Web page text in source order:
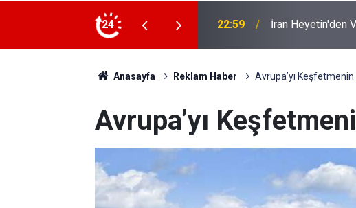
24 22:53 İran Sınırında 7
Anasayfa Reklam Haber Avrupa’yı
Avrupa’yı